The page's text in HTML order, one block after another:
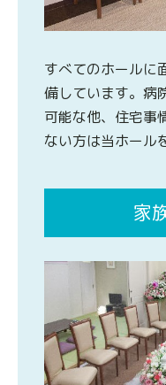
すべてのホールに
備しています。病
可能な他、住宅事
ない方は当ホール
家